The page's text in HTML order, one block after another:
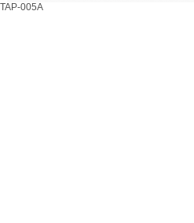
TAP-005A